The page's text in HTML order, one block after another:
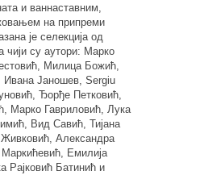
и ваннаставним,
на припреми
је селекција од
чији су аутори: Марко
Милица Божић,
Ивана Јаношев, Sergiu
Ђорђе Петковић,
Марко Гавриловић, Лука
Вид Савић, Тијана
Александра
Емилија
Рајковић Батинић и